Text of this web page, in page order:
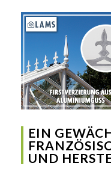
EIN
UND